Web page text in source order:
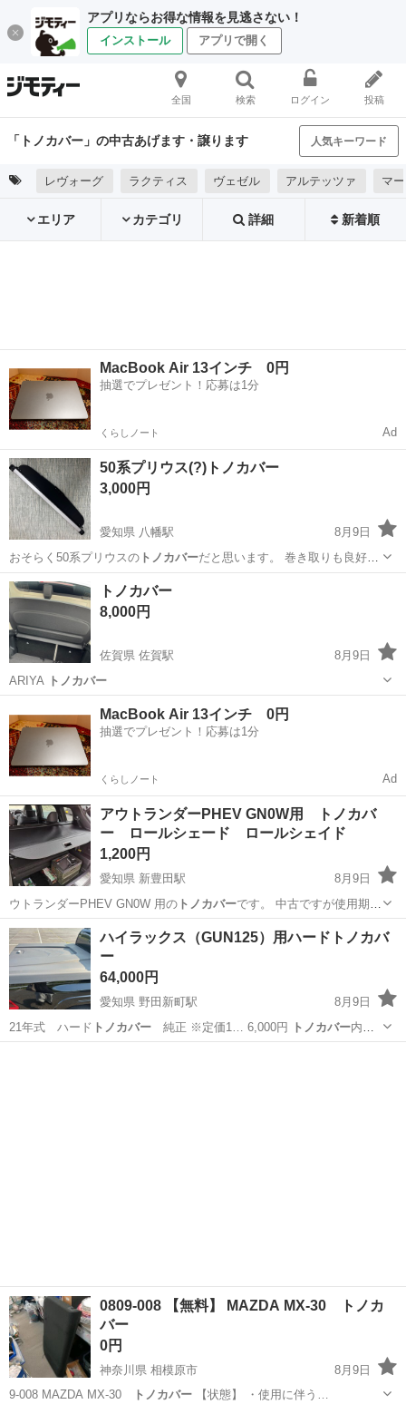
アプリならお得な情報を見逃さない！
インストール アプリで開く
全国 検索 ログイン 投稿
「トノカバー」の中古あげます・譲ります 人気キーワード
レヴォーグ ラクティス ヴェゼル アルテッツァ マ
エリア カテゴリ 詳細 新着順
MacBook Air 13インチ 0円
抽選でプレゼント！応募は1分
くらしノート Ad
50系プリウス(?)トノカバー
3,000円
愛知県 八幡駅
8月9日
おそらく50系プリウスのトノカバーだと思います。 巻き取りも良好で
比較…
愛知 豊川市
トノカバー
8,000円
佐賀県 佐賀駅
8月9日
ARIYA
トノカバー
内装、インテリア
MacBook Air 13インチ 0円
抽選でプレゼント！応募は1分
くらしノート Ad
アウトランダーPHEV GN0W用 トノカバ
ー ロールシェード ロールシェイド
1,200円
愛知県 新豊田駅
8月9日
ウトランダーPHEV GN0W 用のトノカバーです。 中古ですが使用期間
半年程度で…
愛知 豊田市 新豊田駅 内装、インテリア PHEV
ハイラックス（GUN125）用ハードトノカバ
ー
64,000円
愛知県 野田新町駅
8月9日
21年式 ハード トノカバー純正 ※定価1… 6,000円 トノカバー内側
には電池式の… ED灯が付属。トノカバーの開き状態をダン…
0809-008 【無料】 MAZDA MX-30 トノカ
バー
0円
神奈川県 相模原市
8月9日
9-008 MAZDA MX-30
トノカバー 【状態】 ・使用に伴う…